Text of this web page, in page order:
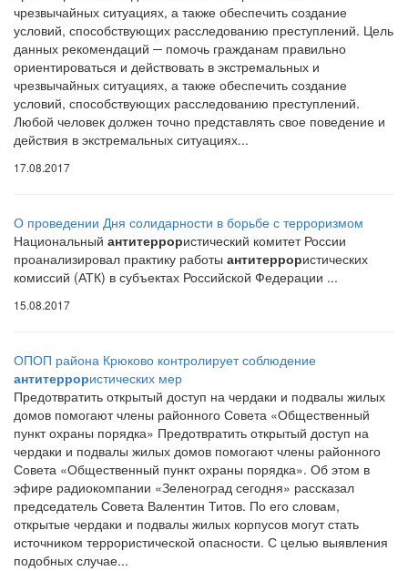
чрезвычайных ситуациях, а также обеспечить создание
условий, способствующих расследованию преступлений. Цель
данных рекомендаций ─ помочь гражданам правильно
ориентироваться и действовать в экстремальных и
чрезвычайных ситуациях, а также обеспечить создание
условий, способствующих расследованию преступлений.
Любой человек должен точно представлять свое поведение и
действия в экстремальных ситуациях...
17.08.2017
О проведении Дня солидарности в борьбе с терроризмом
Национальный антитеррористический комитет России
проанализировал практику работы антитеррористических
комиссий (АТК) в субъектах Российской Федерации ...
15.08.2017
ОПОП района Крюково контролирует соблюдение
антитеррористических мер
Предотвратить открытый доступ на чердаки и подвалы жилых
домов помогают члены районного Совета «Общественный
пункт охраны порядка» Предотвратить открытый доступ на
чердаки и подвалы жилых домов помогают члены районного
Совета «Общественный пункт охраны порядка». Об этом в
эфире радиокомпании «Зеленоград сегодня» рассказал
председатель Совета Валентин Титов. По его словам,
открытые чердаки и подвалы жилых корпусов могут стать
источником террористической опасности. С целью выявления
подобных случае...